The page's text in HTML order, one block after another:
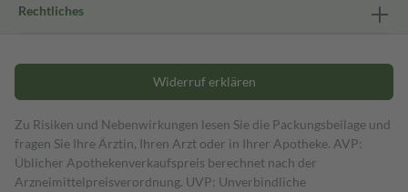
Rechtliches
Widerruf erklären
Zu Risiken und Nebenwirkungen lesen Sie die Packungsbeilage und
fragen Sie Ihre Ärztin, Ihren Arzt oder in Ihrer Apotheke. AVP:
Üblicher Apothekenverkaufspreis berechnet nach der
Arzneimittelpreisverordnung. UVP: Unverbindliche